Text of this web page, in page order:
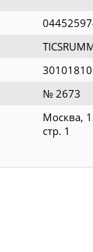
№ 2673
Москва,
стр. 1